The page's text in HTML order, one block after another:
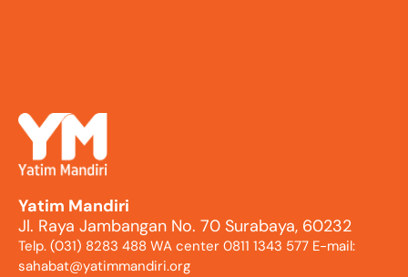
Yatim Mandiri
Jl. Raya Jambangan No. 70 Surabaya, 60232
Telp. (031) 8283 488 WA center 0811 1343 577 E-mail:
sahabat@yatimmandiri.org